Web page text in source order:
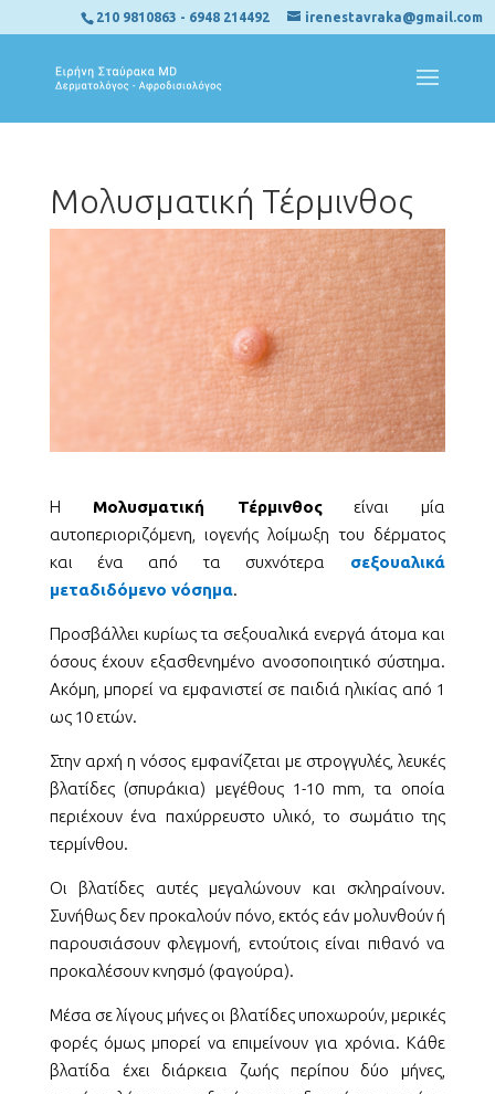
210 9810863 - 6948 214492 irenestavraka@gmail.com
Μολυσματική Τέρμινθος
Η Μολυσματική Τέρμινθοςείναι μία
αυτοπεριοριζόμενη, ιογενής λοίμωξη του δέρματος
και ένα από τα συχνότερα
σεξουαλικά
μεταδιδόμενο νόσημα.
Προσβάλλει κυρίως τα σεξουαλικά ενεργά άτομα και
όσους έχουν εξασθενημένο ανοσοποιητικό σύστημα.
Ακόμη, μπορεί να εμφανιστεί σε παιδιά ηλικίας από 1
ως 10 ετών.
Στην αρχή η νόσος εμφανίζεται με στρογγυλές, λευκές
βλατίδες (σπυράκια) μεγέθους 1-10 mm, τα οποία
περιέχουν ένα παχύρρευστο υλικό, το σωμάτιο της
τερμίνθου.
Οι βλατίδες αυτές μεγαλώνουν και σκληραίνουν.
Συνήθως δεν προκαλούν πόνο, εκτός εάν μολυνθούν ή
παρουσιάσουν φλεγμονή, εντούτοις είναι πιθανό να
προκαλέσουν κνησμό (φαγούρα).
Μέσα σε λίγους µήνες οι βλατίδες υποχωρούν, μερικές
φορές όμως μπορεί να επιμείνουν για χρόνια. Κάθε
βλατίδα έχει διάρκεια ζωής περίπου δύο µήνες,